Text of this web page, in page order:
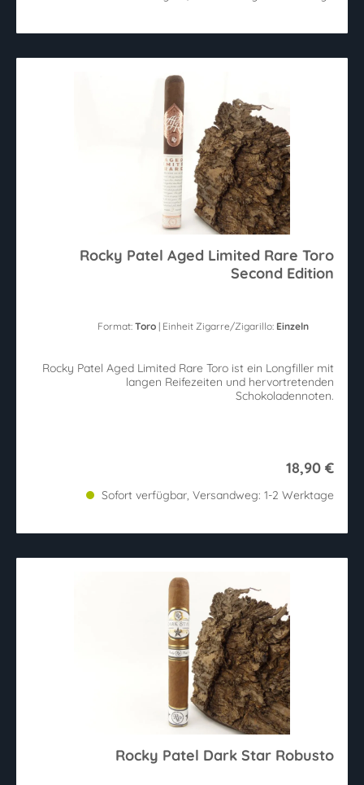
Rocky Patel Aged Limited Rare Toro
Second Edition
Format:Toro | Einheit Zigarre/Zigarillo: Einzeln
Rocky Patel Aged Limited Rare Toro ist ein Longfiller mit
langen Reifezeiten und hervortretenden
Schokoladennoten.
18,90 €
Sofort verfügbar, Versandweg: 1-2 Werktage
Rocky Patel Dark Star Robusto